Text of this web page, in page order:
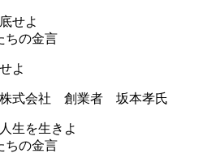
ちの金言
よ
株式会社 創業者 坂本孝氏
ちの金言